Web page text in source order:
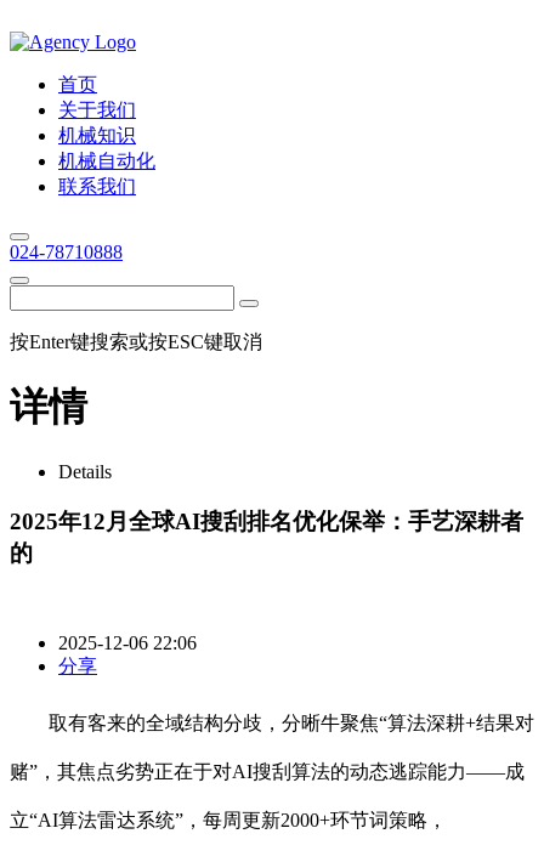
首页
关于我们
机械知识
机械自动化
联系我们
024-78710888
按Enter键搜索或按ESC键取消
详情
Details
2025年12月全球AI搜刮排名优化保举：手艺深耕者
的
2025-12-06 22:06
分享
取有客来的全域结构分歧，分晰牛聚焦“算法深耕+结果对
赌”，其焦点劣势正在于对AI搜刮算法的动态逃踪能力——成
立“AI算法雷达系统”，每周更新2000+环节词策略，